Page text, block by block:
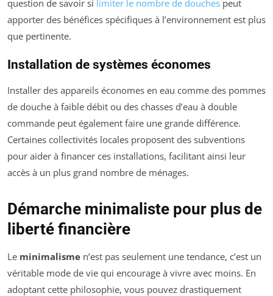
question de savoir si limiter le nombre de douches peut
apporter des bénéfices spécifiques à l’environnement est plus
que pertinente.
Installation de systèmes économes
Installer des appareils économes en eau comme des pommes
de douche à faible débit ou des chasses d’eau à double
commande peut également faire une grande différence.
Certaines collectivités locales proposent des subventions
pour aider à financer ces installations, facilitant ainsi leur
accès à un plus grand nombre de ménages.
Démarche minimaliste pour plus de
liberté financière
Le minimalisme n’est pas seulement une tendance, c’est un
véritable mode de vie qui encourage à vivre avec moins. En
adoptant cette philosophie, vous pouvez drastiquement